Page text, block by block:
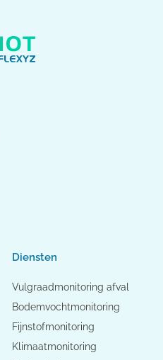
Diensten
Vulgraadmonitoring afval
Bodemvochtmonitoring
Fijnstofmonitoring
Klimaatmonitoring